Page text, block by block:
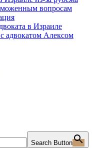
вопросам
в Израиле
адвокатом Алексом
Search Button